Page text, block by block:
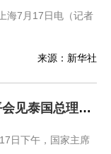
海7月17日电（记者
来源：新华社
习近平会见泰国总理阿努廷
日下午，国家主席